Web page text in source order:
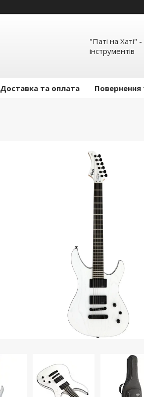
"Паті на Хаті"
інструментів
Доставка та оплата Повернення